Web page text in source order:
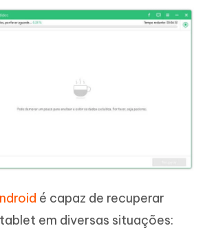
é capaz de recuperar
em diversas situações: